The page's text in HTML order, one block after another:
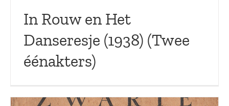
In Rouw en Het
Danseresje (1938) (Twee
éénakters)